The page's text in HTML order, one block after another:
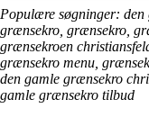
Populære søgninger:
grænsekro, grænsekro,
grænsekroen
grænsekro menu,
den gamle grænsekro
gamle grænsekro tilbud